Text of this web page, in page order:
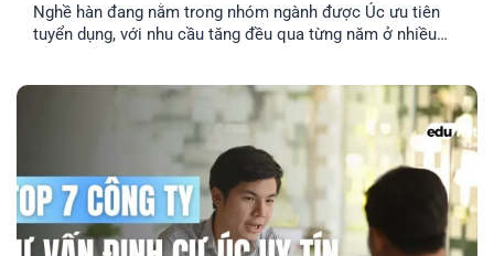
Nghề hàn đang nằm trong nhóm ngành được Úc ưu tiên
tuyển dụng, với nhu cầu tăng đều qua từng năm ở nhiều
visa phù hợp, điều kiện cần và [...]